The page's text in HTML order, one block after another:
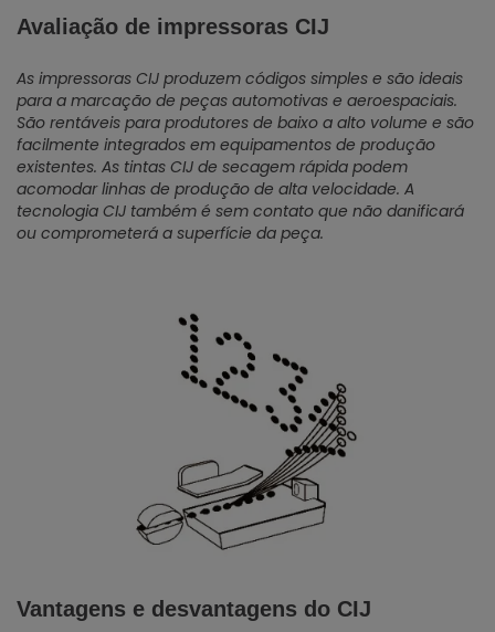
Avaliação de impressoras CIJ
As impressoras CIJ produzem códigos simples e são ideais
para a marcação de peças automotivas e aeroespaciais.
São rentáveis para produtores de baixo a alto volume e são
facilmente integrados em equipamentos de produção
existentes. As tintas CIJ de secagem rápida podem
acomodar linhas de produção de alta velocidade. A
tecnologia CIJ também é sem contato que não danificará
ou comprometerá a superfície da peça.
Vantagens e desvantagens do CIJ